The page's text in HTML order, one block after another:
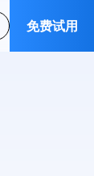
免费试用